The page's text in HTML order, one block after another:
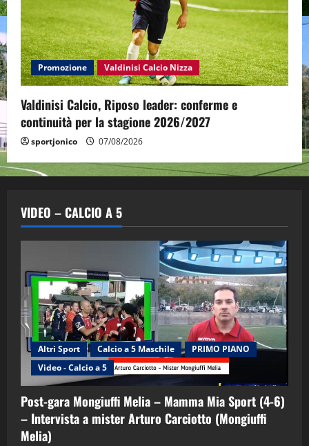
Promozione Valdinisi Calcio Nizza
Valdinisi Calcio, Riposo leader: conferme e
continuità per la stagione 2026/2027
sportjonico 07/08/2026
VIDEO – CALCIO A 5
Altri Sport Calcio a 5 Maschile
PRIMO PIANO
Video - Calcio a 5
Post-gara Mongiuffi Melia – Mamma Mia Sport (4-6)
– Intervista a mister Arturo Carciotto (Mongiuffi
Melia)